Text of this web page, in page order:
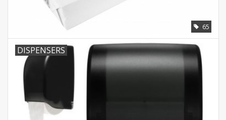
65
DISPENSERS